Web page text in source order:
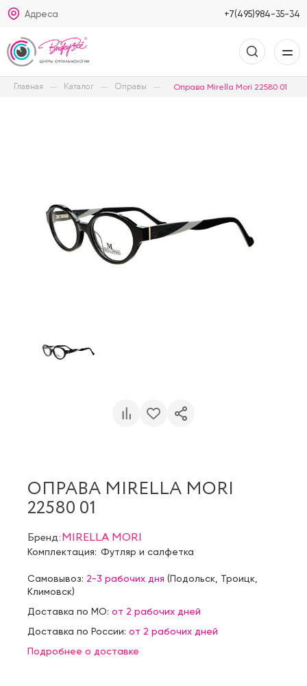
Адреса +7(495)984-35-34
Главная Каталог Оправы Оправа Mirella Mori 22580 01
ОПРАВА MIRELLA MORI
22580 01
Бренд:MIRELLA MORI
Комплектация: Футляр и салфетка
Самовывоз: 2-3 рабочих дня (Подольск Троицк
Климовск)
Доставка по МО: от 2 рабочих дней
Доставка по России: от 2 рабочих дней
Подробнее о доставке